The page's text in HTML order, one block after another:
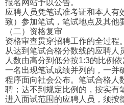
报名网站予以公告。
应聘人员凭笔试准考证和本人有
致）参加笔试，笔试地点及其他
（二）资格复审
资格审查贯穿招聘工作的全过程。
从达到笔试合格分数线的应聘人
人数由高分到低分按1:3的比例
一名出现笔试成绩并列的，一并
程序面向社会公布。笔试合格人
聘；达不到规定比例的，按实有
进入面试范围的应聘人员，须按